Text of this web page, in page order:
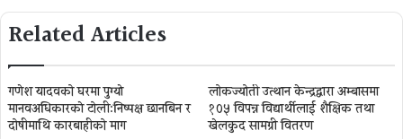
Related Articles
गणेश यादवको घरमा पुग्याे
मानवअधिकारकाे टोली:निष्पक्ष छानबिन र
दोषीमाथि कारबाहीको माग
लोकज्योती उत्थान केन्द्रद्वारा अम्बासमा
१०५ विपन्न विद्यार्थीलाई शैक्षिक तथा
खेलकुद सामग्री वितरण